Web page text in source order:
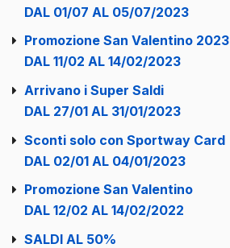
DAL 01/07 AL 05/07/2023
Promozione San Valentino 2023
DAL 11/02 AL 14/02/2023
Arrivano i Super Saldi
DAL 27/01 AL 31/01/2023
Sconti solo con Sportway Card
DAL 02/01 AL 04/01/2023
Promozione San Valentino
DAL 12/02 AL 14/02/2022
SALDI AL 50%